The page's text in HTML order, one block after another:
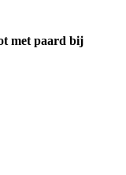
met paard bij